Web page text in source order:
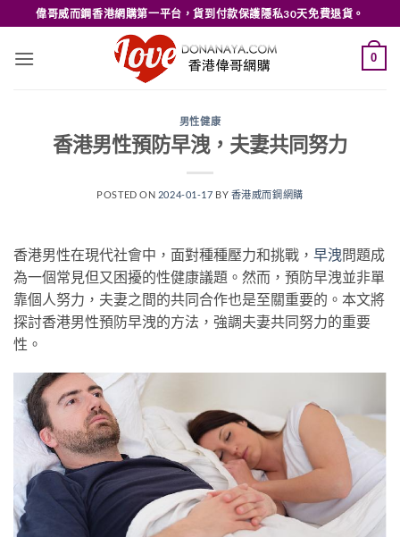
to
content
偉哥威而鋼香港網購第一平台，貨到付款保護隱私30天免費退貨。
0
男性健康
香港男性預防早洩，夫妻共同努力
POSTED ON 2024-01-17 BY 香港威而鋼網購
香港男性在現代社會中，面對種種壓力和挑戰， 早洩問題成
為一個常見但又困擾的性健康議題。然而，預防早洩並非單
靠個人努力，夫妻之間的共同合作也是至關重要的。本文將
探討香港男性預防早洩的方法，強調夫妻共同努力的重要
性。